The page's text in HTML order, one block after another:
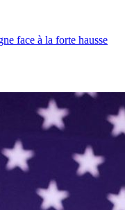
face à la forte hausse